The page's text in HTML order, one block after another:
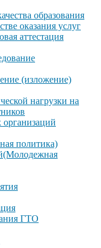
образования
оказания услуг
аттестация
(изложение)
нагрузки на
организаций
политика)
ГТО